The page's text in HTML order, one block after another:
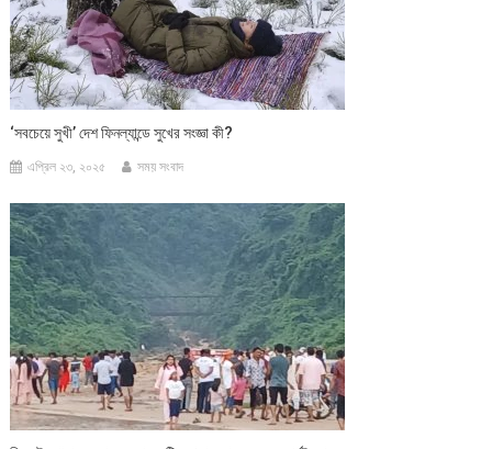
‘সবচেয়ে সুখী’ দেশ ফিনল্যান্ডে সুখের সংজ্ঞা কী?
এপ্রিল ২৩, ২০২৫ সময় সংবাদ